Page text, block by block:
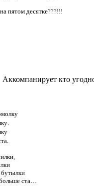
пятом десятке???!!!
Аккомпанирует кто
бутылки
ста…